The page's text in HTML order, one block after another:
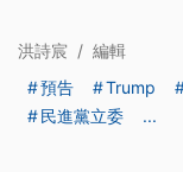
洪詩宸 / 編輯
預告
Trump
民進黨立委
...